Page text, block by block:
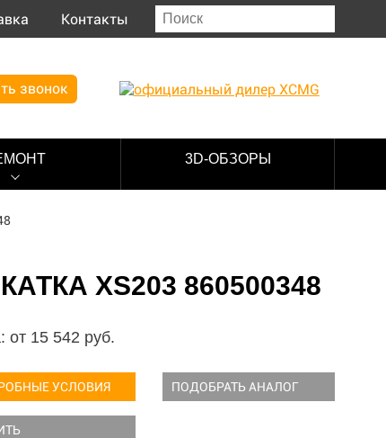
Контакты
звонок
3D-ОБЗОРЫ
XS203 860500348
от 15 542 руб.
УСЛОВИЯ ПОДОБРАТЬ АНАЛОГ